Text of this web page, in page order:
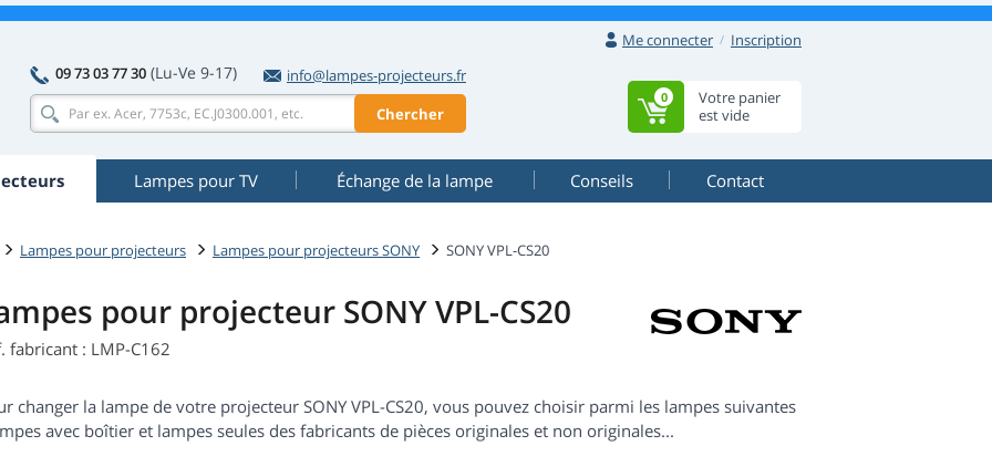
Me connecter
Inscription
09 73 03 77 30 (Lu-Ve 9-17)
info@lampes-projecteurs.fr
Chercher
Votre panier
est vide
0
Lampes pour TV Échange de la lampe Conseils Contact
Lampes pour projecteurs Lampes pour projecteurs SONY SONY VPL-CS20
pour projecteur SONY VPL-CS20
fabricant : LMP-C162
changer la lampe de votre projecteur SONY VPL-CS20, vous pouvez choisir parmi les lampes suivantes
avec boîtier et lampes seules des fabricants de pièces originales et non originales...